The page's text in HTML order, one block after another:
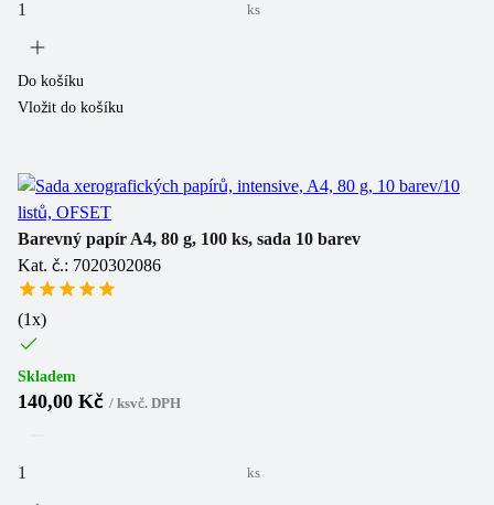
ks
Do košíku
Vložit do košíku
Barevný papír A4, 80 g, 100 ks, sada 10 barev
Kat. č.: 7020302086
(1x)
Skladem
140,00 Kč / ksvč. DPH
ks